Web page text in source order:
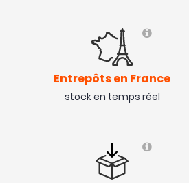
Entrepôts en France
stock en temps réel